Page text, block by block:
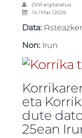
ZKA argitaratua
14 / Mar / 2026
Data:
Non: Irun
eta
dute
25ean